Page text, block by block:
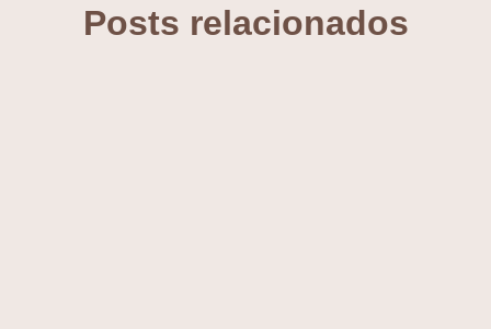
Posts relacionados